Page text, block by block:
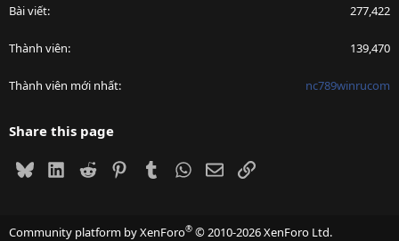
Bài viết 277,422
Thành viên 139,470
Thành viên mới nhất nc789winrucom
Share this page
BlueskyLinkedIn
Reddit PinterestTumblrWhatsApp
EmailLink
Community platform by XenForo® © 2010-2026 XenForo Ltd.